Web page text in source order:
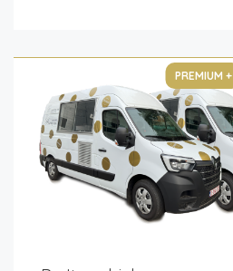
PREMIUM +